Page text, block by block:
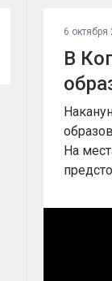
6 октября
В
На